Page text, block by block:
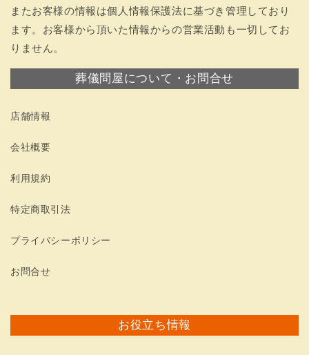
またお客様の情報は個人情報保護法に基づき管理しており
ます。お客様から頂いた情報からの営業活動も一切してお
りません。
葬儀問屋について・お問合せ
店舗情報
会社概要
利用規約
特定商取引法
プライバシーポリシー
お問合せ
お役立ち情報